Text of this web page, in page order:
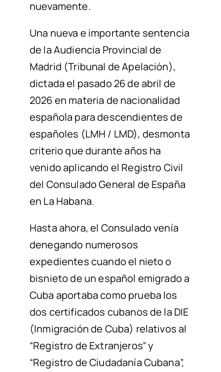
nuevamente.
Una nueva e importante sentencia
de la Audiencia Provincial de
Madrid (Tribunal de Apelación),
dictadael pasado 26 de abril de
2026 en materia de nacionalidad
española para descendientesde
españoles (LMH / LMD), desmonta
criterioque duranteaños ha
venido aplicando el Registro Civil
del Consulado General de España
en La Habana.
Hasta ahora, el Consulado venía
denegando numerosos
expedientes cuando el nieto o
bisnieto de un español emigrado a
Cuba aportaba como prueba los
dos certificados cubanos de la DIE
(Inmigración de Cuba) relativos al
“Registro de Extranjeros” y
“Registro de Ciudadanía Cubana”,